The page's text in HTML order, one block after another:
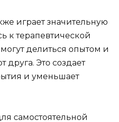
играет значительную
к терапевтической
делиться опытом и
друга. Это создает
и уменьшает
самостоятельной